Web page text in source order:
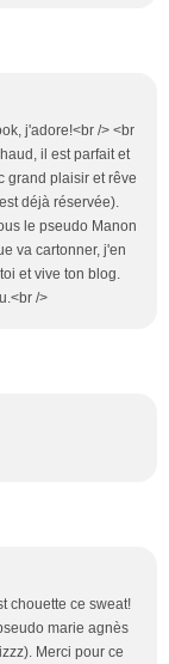
j'adore!<br /> <br
il est parfait et
grand plaisir et rêve
déjà réservée).
le pseudo Manon
va cartonner, j'en
et vive ton blog.
/>
chouette ce sweat!
marie agnès
Merci pour ce